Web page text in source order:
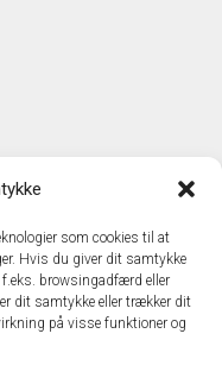
som cookies til at
Hvis du giver dit samtykke
browsingadfærd eller
dit samtykke eller trækker dit
på visse funktioner og
S
26 28